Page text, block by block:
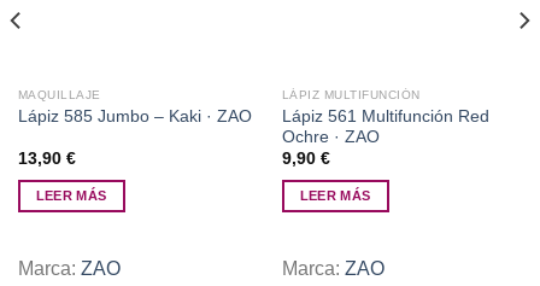
MAQUILLAJE
Lápiz 585 Jumbo – Kaki · ZAO
13,90 €
LEER MÁS
Marca: ZAO
LÁPIZ MULTIFUNCIÓN
Lápiz 561 Multifunción Red
Ochre · ZAO
9,90 €
LEER MÁS
Marca: ZAO